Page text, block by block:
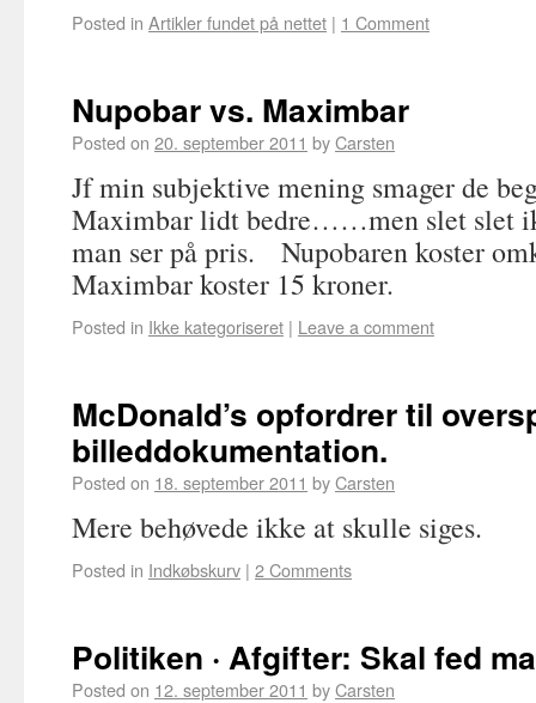
Posted in Artikler fundet på nettet | 1 Comment
Nupobar vs. Maximbar
Posted on 20. september 2011 byCarsten
Jf min subjektive mening smager de
Maximbar lidt bedre……men slet slet
man ser på pris. Nupobaren koster
Maximbar koster 15 kroner.
Posted in Ikke kategoriseret | Leave a comment
McDonald’s opfordrer til
billeddokumentation.
Posted on 18. september 2011 byCarsten
Mere behøvede ikke at skulle siges.
Posted in Indkøbskurv | 2 Comments
Politiken · Afgifter: Skal fed
Posted on 12. september 2011 byCarsten